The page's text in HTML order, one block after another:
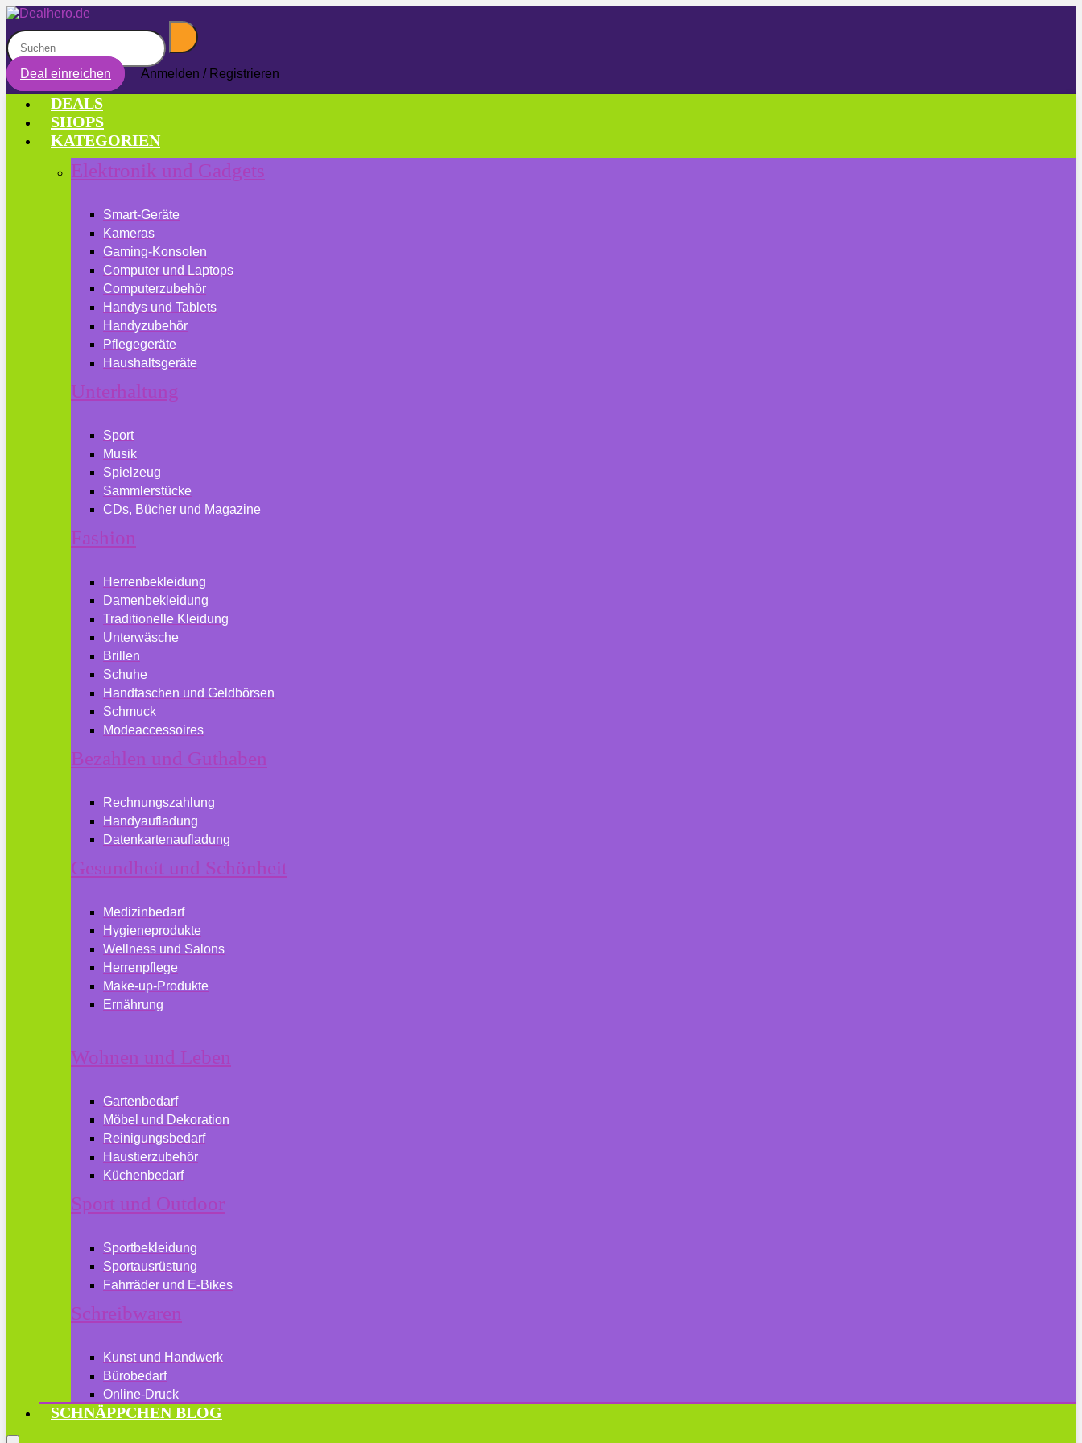
Deal einreichen Anmelden / Registrieren
DEALS
SHOPS
KATEGORIEN
Elektronik und Gadgets
Smart-Geräte
Kameras
Gaming-Konsolen
Computer und Laptops
Computerzubehör
Handys und Tablets
Handyzubehör
Pflegegeräte
Haushaltsgeräte
Unterhaltung
Sport
Musik
Spielzeug
Sammlerstücke
CDs, Bücher und Magazine
Fashion
Herrenbekleidung
Damenbekleidung
Traditionelle Kleidung
Unterwäsche
Brillen
Schuhe
Handtaschen und Geldbörsen
Schmuck
Modeaccessoires
Bezahlen und Guthaben
Rechnungszahlung
Handyaufladung
Datenkartenaufladung
Gesundheit und Schönheit
Medizinbedarf
Hygieneprodukte
Wellness und Salons
Herrenpflege
Make-up-Produkte
Ernährung
Wohnen und Leben
Gartenbedarf
Möbel und Dekoration
Reinigungsbedarf
Haustierzubehör
Küchenbedarf
Sport und Outdoor
Sportbekleidung
Sportausrüstung
Fahrräder und E-Bikes
Schreibwaren
Kunst und Handwerk
Bürobedarf
Online-Druck
SCHNÄPPCHEN BLOG